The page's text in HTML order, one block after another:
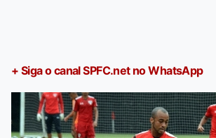
+ Siga o canal SPFC.net no WhatsApp